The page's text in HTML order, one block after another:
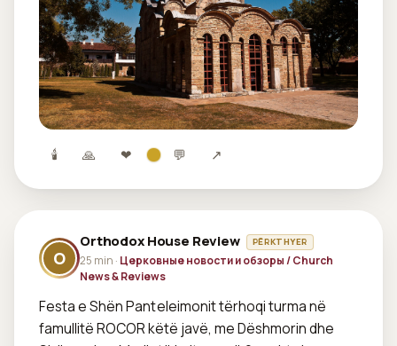
🕯 🙏 ❤ 💬 ↗
O
Orthodox House Review PËRKTHYER
25 min · Церковные новости и обзоры / Church
News & Reviews
Festa e Shën Panteleimonit tërhoqi turma në
famullitë ROCOR këtë javë, me Dëshmorin dhe